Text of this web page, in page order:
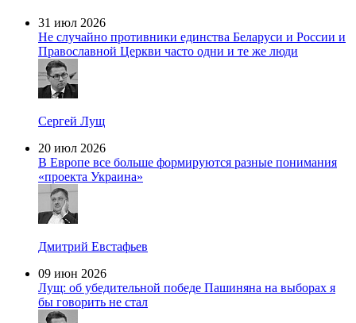
31 июл 2026
Не случайно противники единства Беларуси и России и
Православной Церкви часто одни и те же люди
Сергей Лущ
20 июл 2026
В Европе все больше формируются разные понимания
«проекта Украина»
Дмитрий Евстафьев
09 июн 2026
Лущ: об убедительной победе Пашиняна на выборах я
бы говорить не стал